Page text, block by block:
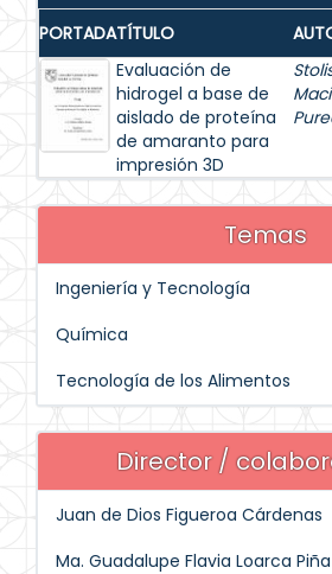
PORTADATÍTULO
Evaluación de
hidrogel a base de
aislado de proteína
de amaranto para
impresión 3D
Temas
Ingeniería y Tecnología
Química
Tecnología de los Alimentos
Director /
Juan de Dios Figueroa Cárdenas
Ma. Guadalupe Flavia Loarca Piña